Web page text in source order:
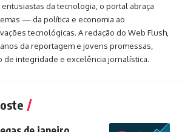
da tecnologia, o portal abraça
— da política e economia ao
tecnológicas. A redação do Web Flush,
da reportagem e jovens promessas,
de integridade e excelência jornalística.